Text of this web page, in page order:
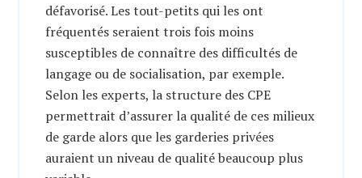
défavorisé. Les tout-petits qui les ont
fréquentés seraient trois fois moins
susceptibles de connaître des difficultés de
langage ou de socialisation, par exemple.
Selon les experts, la structure des CPE
permettrait d’assurer la qualité de ces milieux
de garde alors que les garderies privées
auraient un niveau de qualité beaucoup plus